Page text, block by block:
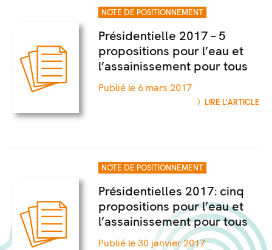
NOTE DE POSITIONNEMENT
Présidentielle 2017 – 5
propositions pour l’eau et
l’assainissement pour tous
Publié le 6 mars 2017
LIRE L'ARTICLE
NOTE DE POSITIONNEMENT
Présidentielles 2017: cinq
propositions pour l’eau et
l’assainissement pour tous
Publié le 30 janvier 2017